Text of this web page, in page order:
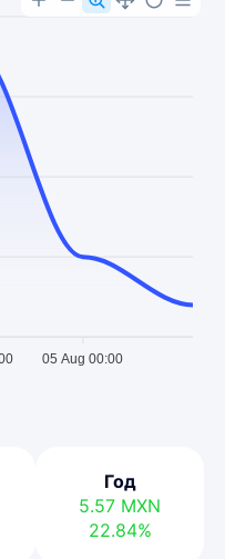
05 Aug 00:00
Год
5.57 MXN
22.84%